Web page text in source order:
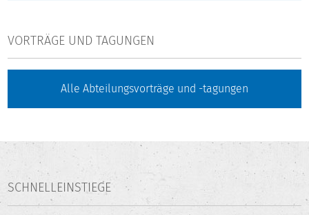
VORTRÄGE UND TAGUNGEN
Alle Abteilungsvorträge und -tagungen
SCHNELLEINSTIEGE